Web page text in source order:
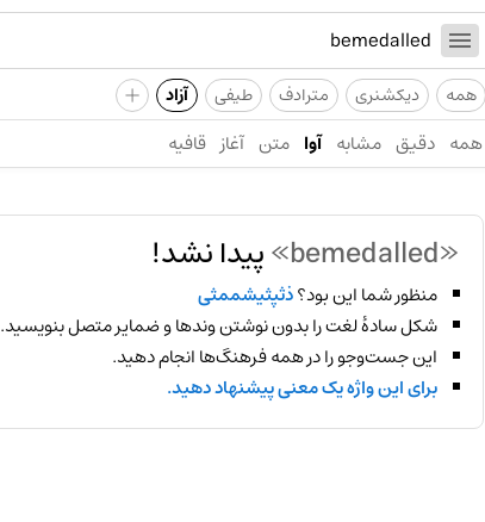
همه دیکشنری مترادف طیفی آزاد +
همه دقیق مشابه آوا متن آغاز قافیه
«bemedalled» پیدا نشد!
منظور شما این بود؟ذثپثیشممثی
شکل سادهٔ لغت را بدون نوشتن وندها و ضمایر متصل بنویسید.
این جست‌وجو را در همه فرهنگ‌ها انجام دهید.
برای این واژه یک معنی پیشنهاد دهید.